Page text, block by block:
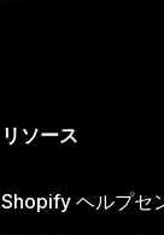
リソース
Shopify ヘルプセ